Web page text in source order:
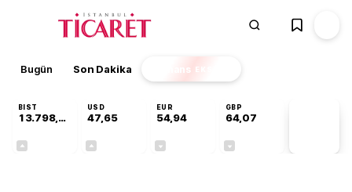
Bugün Son Dakika Finans EKSTRA
BIST
13.798,82
USD
47,65
EUR
54,94
GBP
64,07